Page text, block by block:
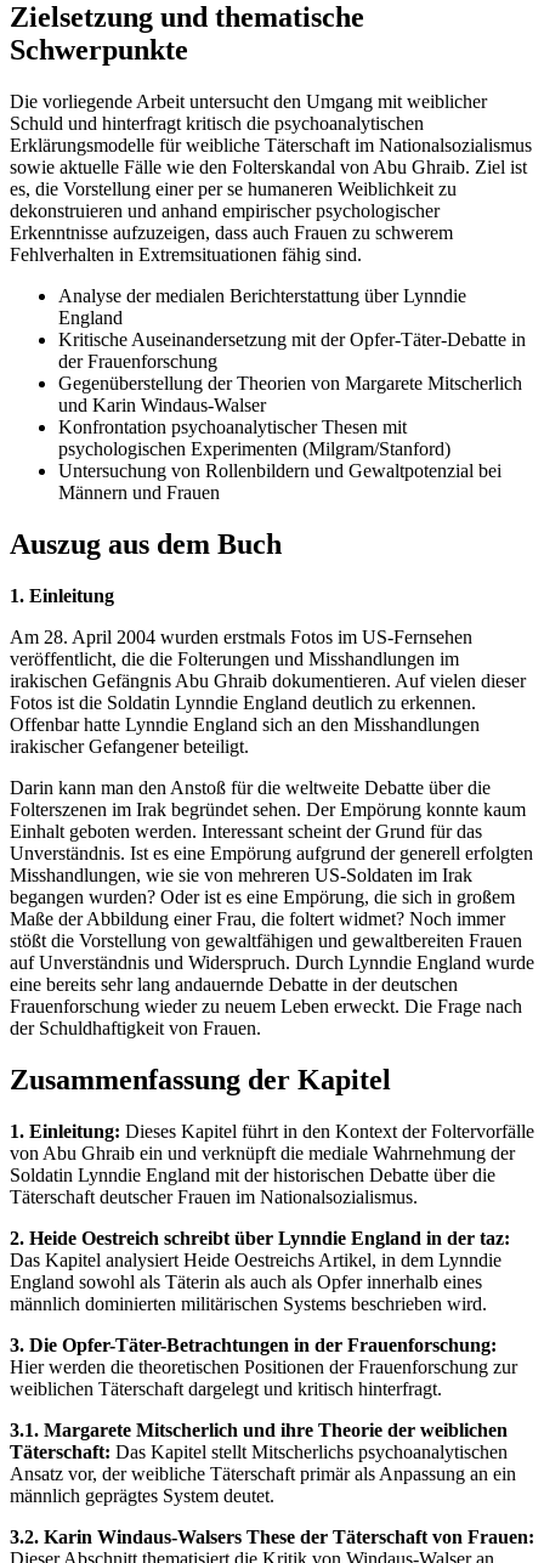
Zielsetzung und thematische
Schwerpunkte
Die vorliegende Arbeit untersucht den Umgang mit weiblicher
Schuld und hinterfragt kritisch die psychoanalytischen
Erklärungsmodelle für weibliche Täterschaft im Nationalsozialismus
sowie aktuelle Fälle wie den Folterskandal von Abu Ghraib. Ziel ist
es, die Vorstellung einer per se humaneren Weiblichkeit zu
dekonstruieren und anhand empirischer psychologischer
Erkenntnisse aufzuzeigen, dass auch Frauen zu schwerem
Fehlverhalten in Extremsituationen fähig sind.
Analyse der medialen Berichterstattung über Lynndie
England
Kritische Auseinandersetzung mit der Opfer-Täter-Debatte in
der Frauenforschung
Gegenüberstellung der Theorien von Margarete Mitscherlich
und Karin Windaus-Walser
Konfrontation psychoanalytischer Thesen mit
psychologischen Experimenten (Milgram/Stanford)
Untersuchung von Rollenbildern und Gewaltpotenzial bei
Männern und Frauen
Auszug aus dem Buch
1. Einleitung
Am 28. April 2004 wurden erstmals Fotos im US-Fernsehen
veröffentlicht, die die Folterungen und Misshandlungen im
irakischen Gefängnis Abu Ghraib dokumentieren. Auf vielen dieser
Fotos ist die Soldatin Lynndie England deutlich zu erkennen.
Offenbar hatte Lynndie England sich an den Misshandlungen
irakischer Gefangener beteiligt.
Darin kann man den Anstoß für die weltweite Debatte über die
Folterszenen im Irak begründet sehen. Der Empörung konnte kaum
Einhalt geboten werden. Interessant scheint der Grund für das
Unverständnis. Ist es eine Empörung aufgrund der generell erfolgten
Misshandlungen, wie sie von mehreren US-Soldaten im Irak
begangen wurden? Oder ist es eine Empörung, die sich in großem
Maße der Abbildung einer Frau, die foltert widmet? Noch immer
stößt die Vorstellung von gewaltfähigen und gewaltbereiten Frauen
auf Unverständnis und Widerspruch. Durch Lynndie England wurde
eine bereits sehr lang andauernde Debatte in der deutschen
Frauenforschung wieder zu neuem Leben erweckt. Die Frage nach
der Schuldhaftigkeit von Frauen.
Zusammenfassung der Kapitel
1. Einleitung: Dieses Kapitel führt in den Kontext der Foltervorfälle
von Abu Ghraib ein und verknüpft die mediale Wahrnehmung der
Soldatin Lynndie England mit der historischen Debatte über die
Täterschaft deutscher Frauen im Nationalsozialismus.
2. Heide Oestreich schreibt über Lynndie England in der taz:
Das Kapitel analysiert Heide Oestreichs Artikel, in dem Lynndie
England sowohl als Täterin als auch als Opfer innerhalb eines
männlich dominierten militärischen Systems beschrieben wird.
3. Die Opfer-Täter-Betrachtungen in der Frauenforschung:
Hier werden die theoretischen Positionen der Frauenforschung zur
weiblichen Täterschaft dargelegt und kritisch hinterfragt.
3.1. Margarete Mitscherlich und ihre Theorie der weiblichen
Täterschaft: Das Kapitel stellt Mitscherlichs psychoanalytischen
Ansatz vor, der weibliche Täterschaft primär als Anpassung an ein
männlich geprägtes System deutet.
3.2. Karin Windaus-Walsers These der Täterschaft von Frauen:
Dieser Abschnitt thematisiert die Kritik von Windaus-Walser an